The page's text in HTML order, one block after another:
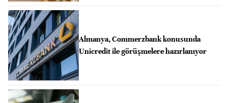
Almanya, Commerzbank konusunda
Unicredit ile görüşmelere hazırlanıyor